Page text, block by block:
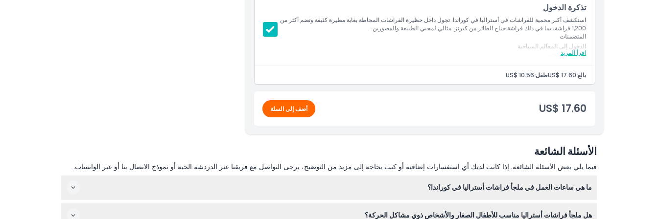
كيفية الوصول إلى هناك
كيفية الاسترداد
تذكرة الدخول
استكشف أكبر محمية للفراشات في أستراليا في كوراندا. تجول داخل حظيرة الفراشات المحاطة بغابة مطيرة كثيفة وتضم أكثر من
1,200 فراشة، بما في ذلك فراشة جناح الطائر من كيرنز. مثالي لمحبي الطبيعة والمصورين.
اقرأ المزيد
المتضمنات
الدخول إلى المعالم السياحية
جولة في المختبر
بالغ:US$ 17.60طفل:US$ 10.56
US$ 17.60 أضف إلى السلة
الأسئلة الشائعة
فيما يلي بعض الأسئلة الشائعة. إذا كانت لديك أي استفسارات إضافية أو كنت بحاجة إلى مزيد من التوضيح، يرجى التواصل مع فريقنا عبر الدردشة الحية أو نموذج الاتصال بنا أو عبر الواتساب.
ما هي ساعات العمل في ملجأ فراشات أستراليا في كوراندا؟
للتغيير — يرجى التأكد عند الحجز).
هل ملجأ فراشات أستراليا مناسب للأطفال الصغار والأشخاص ذوي مشاكل الحركة؟